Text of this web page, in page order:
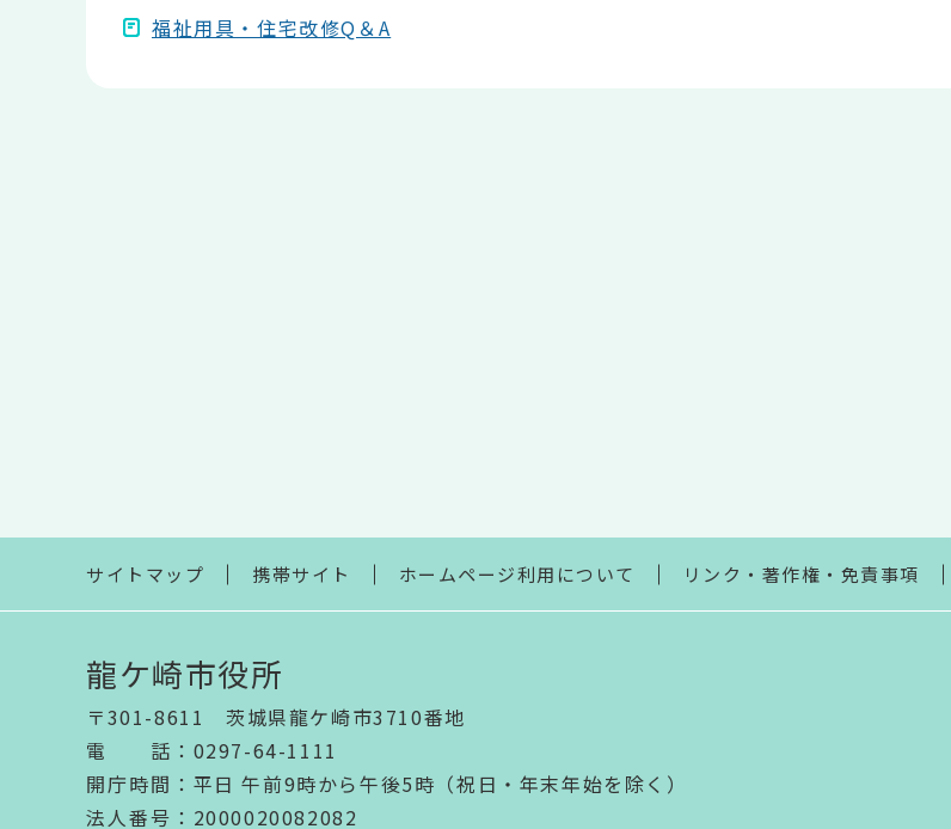
福祉用具・住宅改修Q＆A
サイトマップ 携帯サイト ホームページ利用について リンク・著作権・免責事項
龍ケ崎市役所
〒301-8611 茨城県龍ケ崎市3710番地
電話 ： 0297-64-1111
開庁時間 ： 平日 午前9時から午後5時（祝日・年末年始を除く）
法人番号 ：2000020082082